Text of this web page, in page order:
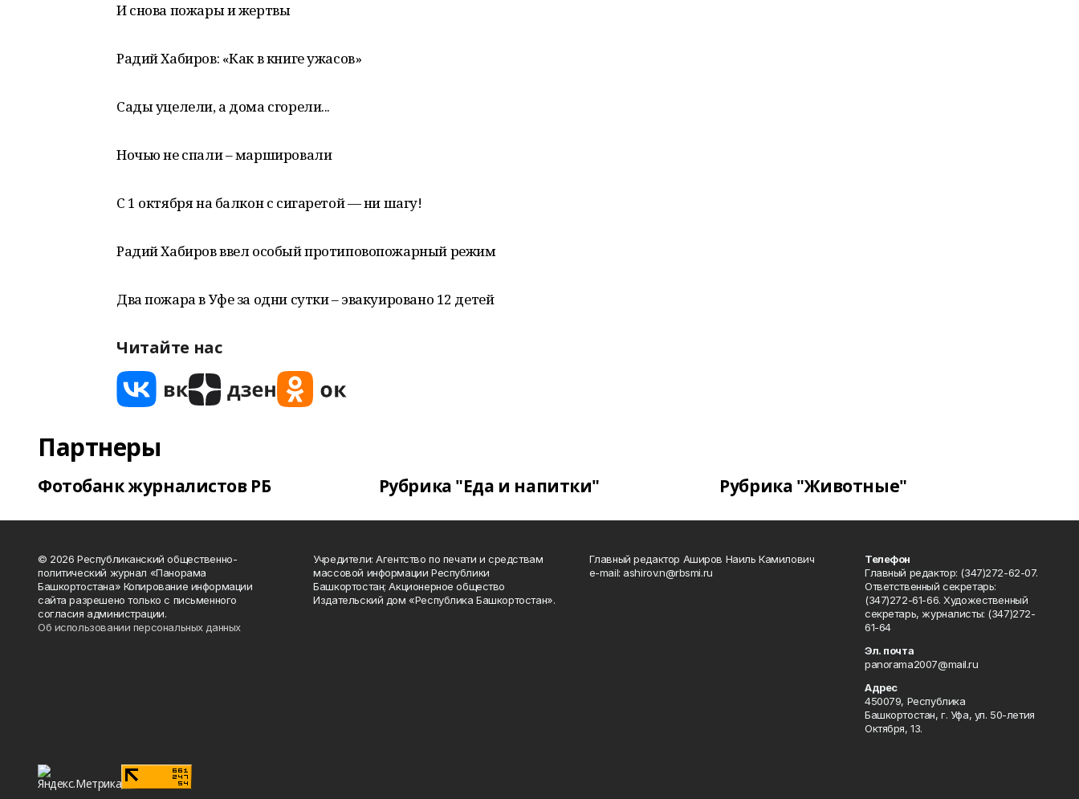
И снова пожары и жертвы
Радий Хабиров: «Как в книге ужасов»
Сады уцелели, а дома сгорели...
Ночью не спали – маршировали
С 1 октября на балкон с сигаретой — ни шагу!
Радий Хабиров ввел особый протиповопожарный режим
Два пожара в Уфе за одни сутки – эвакуировано 12 детей
Читайте нас
Партнеры
Фотобанк журналистов РБ Рубрика "Еда и напитки" Рубрика "Животные"
© 2026 Республиканский общественно-
политический журнал «Панорама
Башкортостана» Копирование информации
сайта разрешено только с письменного
согласия администрации.
Об использовании персональных данных
Учредители: Агентство по печати и средствам
массовой информации Республики
Башкортостан; Акционерное общество
Издательский дом «Республика Башкортостан».
Главный редактор Аширов Наиль Камилович
e-mail: ashirov.n@rbsmi.ru
Телефон
Главный редактор: (347)272-62-07.
Ответственный секретарь:
(347)272-61-66. Художественный
секретарь, журналисты: (347)272-
61-64
Эл. почта
panorama2007@mail.ru
Адрес
450079, Республика
Башкортостан, г. Уфа, ул. 50-летия
Октября, 13.